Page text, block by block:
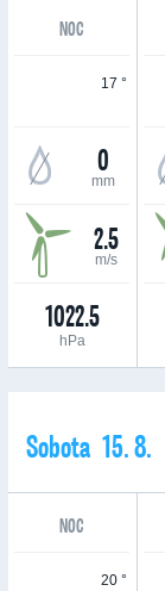
NOC
17 °
0
mm
2.5
m/s
1022.5
hPa
Sobota 15. 8.
NOC
20 °